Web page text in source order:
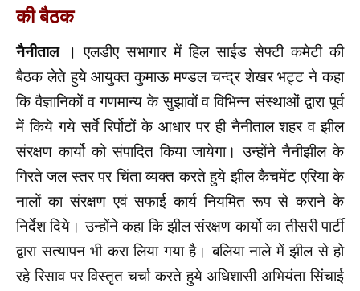
की बैठक
नैनीताल । एलडीए सभागार में हिल साईड सेफ्टी कमेटी की
बैठक लेते हुये आयुक्त कुमाऊ मण्डल चन्द्र शेखर भट्ट ने कहा
कि वैज्ञानिकों व गणमान्य के सुझावों व विभिन्न संस्थाओं द्वारा पूर्व
में किये गये सर्वे रिर्पोटों के आधार पर ही नैनीताल शहर व झील
संरक्षण कार्यो को संपादित किया जायेगा। उन्होंने नैनीझील के
गिरते जल स्तर पर चिंता व्यक्त करते हुये झील कैचमेंट एरिया के
नालों का संरक्षण एवं सफाई कार्य नियमित रूप से कराने के
निर्देश दिये। उन्होंने कहा कि झील संरक्षण कार्यो का तीसरी पार्टी
द्वारा सत्यापन भी करा लिया गया है। बलिया नाले में झील से हो
रहे रिसाव पर विस्तृत चर्चा करते हुये अधिशासी अभियंता सिंचाई